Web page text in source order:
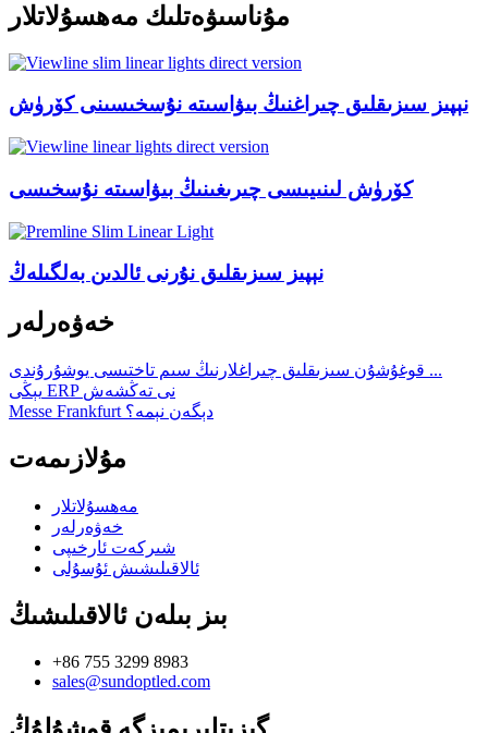
مۇناسىۋەتلىك مەھسۇلاتلار
نېپىز سىزىقلىق چىراغنىڭ بىۋاسىتە نۇسخىسىنى كۆرۈش
كۆرۈش لىنىيىسى چىرىغىنىڭ بىۋاسىتە نۇسخىسى
نېپىز سىزىقلىق نۇرنى ئالدىن بەلگىلەڭ
خەۋەرلەر
قوغۇشۇن سىزىقلىق چىراغلارنىڭ سىم تاختىسى يوشۇرۇندى ...
يېڭى ERP نى تەڭشەش
Messe Frankfurt دېگەن نېمە؟
مۇلازىمەت
مەھسۇلاتلار
خەۋەرلەر
شىركەت ئارخىپى
ئالاقىلىشىش ئۇسۇلى
بىز بىلەن ئالاقىلىشىڭ
+86 755 3299 8983
sales@sundoptled.com